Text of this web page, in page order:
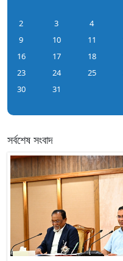
2
3 4
9
10 11
16
17 18
23
24 25
30
31
সর্বশেষ সংবাদ